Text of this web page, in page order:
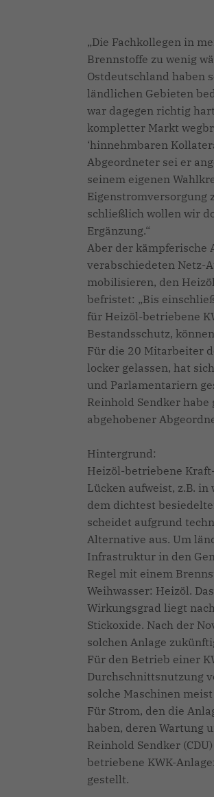
Die Fachkollegen in
Brennstoffe zu wenig
Ostdeutschland haben
ländlichen Gebieten
war dagegen richtig
kompletter Markt
‘hinnehmbaren
Abgeordneter sei er
seinem eigenen
Eigenstromversorgung
schließlich wollen wir
Ergänzung.“
Aber der kämpferische
verabschiedeten Netz-
mobilisieren, den
befristet: „Bis
für Heizöl-betriebene
Bestandsschutz,
Für die 20 Mitarbeiter
locker gelassen, hat
und Parlamentariern
Reinhold Sendker
abgehobener
Hintergrund:
Heizöl-betriebene
Lücken aufweist, z.B.
dem dichtest
scheidet aufgrund
Alternative aus. Um
Infrastruktur in den
Regel mit einem
Weihwasser: Heizöl.
Wirkungsgrad liegt
Stickoxide. Nach der
solchen Anlage
Für den Betrieb einer
Durchschnittsnutzung
solche Maschinen
Für Strom, den die
haben, deren Wartung
Reinhold Sendker
betriebene KWK-
gestellt.